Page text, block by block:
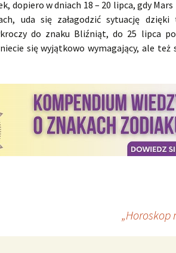
dopiero w dniach 18 – 20 lipca, gdy
uda się załagodzić sytuację
do znaku Bliźniąt, do 25 lipca
się wyjątkowo wymagający, ale też
„Horoskop